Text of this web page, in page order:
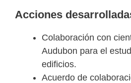
Acciones
Colaboración con
Audubon para el
edificios.
Acuerdo de